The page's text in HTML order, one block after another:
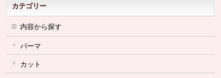
カテゴリー
内容から探す
パーマ
カット